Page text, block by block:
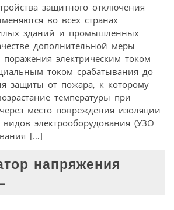
защитного отключения
во всех странах
зданий и промышленных
дополнительной меры
электрическим током
током срабатывания до
защиты от пожара, к которому
температуры при
место повреждения изоляции
электрооборудования (УЗО
[…]
напряжения